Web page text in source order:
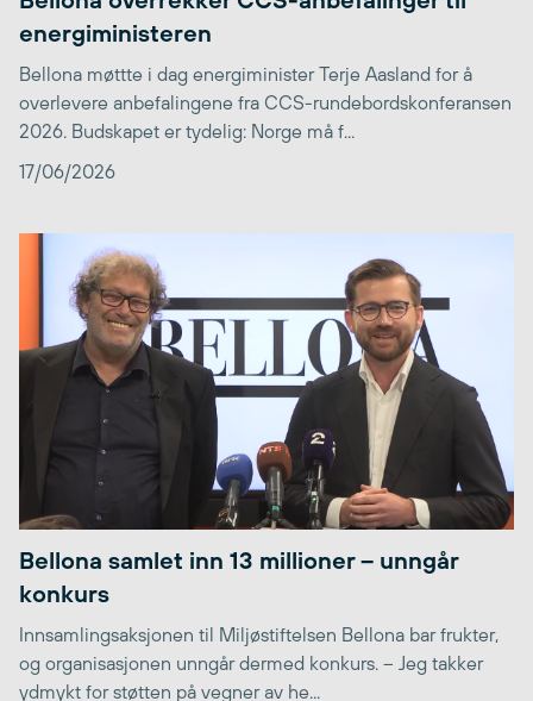
energiministeren
Bellona møttte i dag energiminister Terje Aasland for å
overlevere anbefalingene fra CCS-rundebordskonferansen
2026. Budskapet er tydelig: Norge må f...
17/06/2026
Bellona samlet inn 13 millioner – unngår
konkurs
Innsamlingsaksjonen til Miljøstiftelsen Bellona bar frukter,
og organisasjonen unngår dermed konkurs. – Jeg takker
ydmykt for støtten på vegner av he...